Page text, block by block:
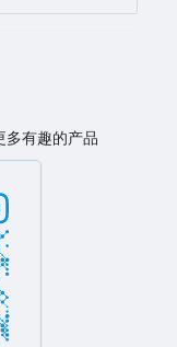
多有趣的产品